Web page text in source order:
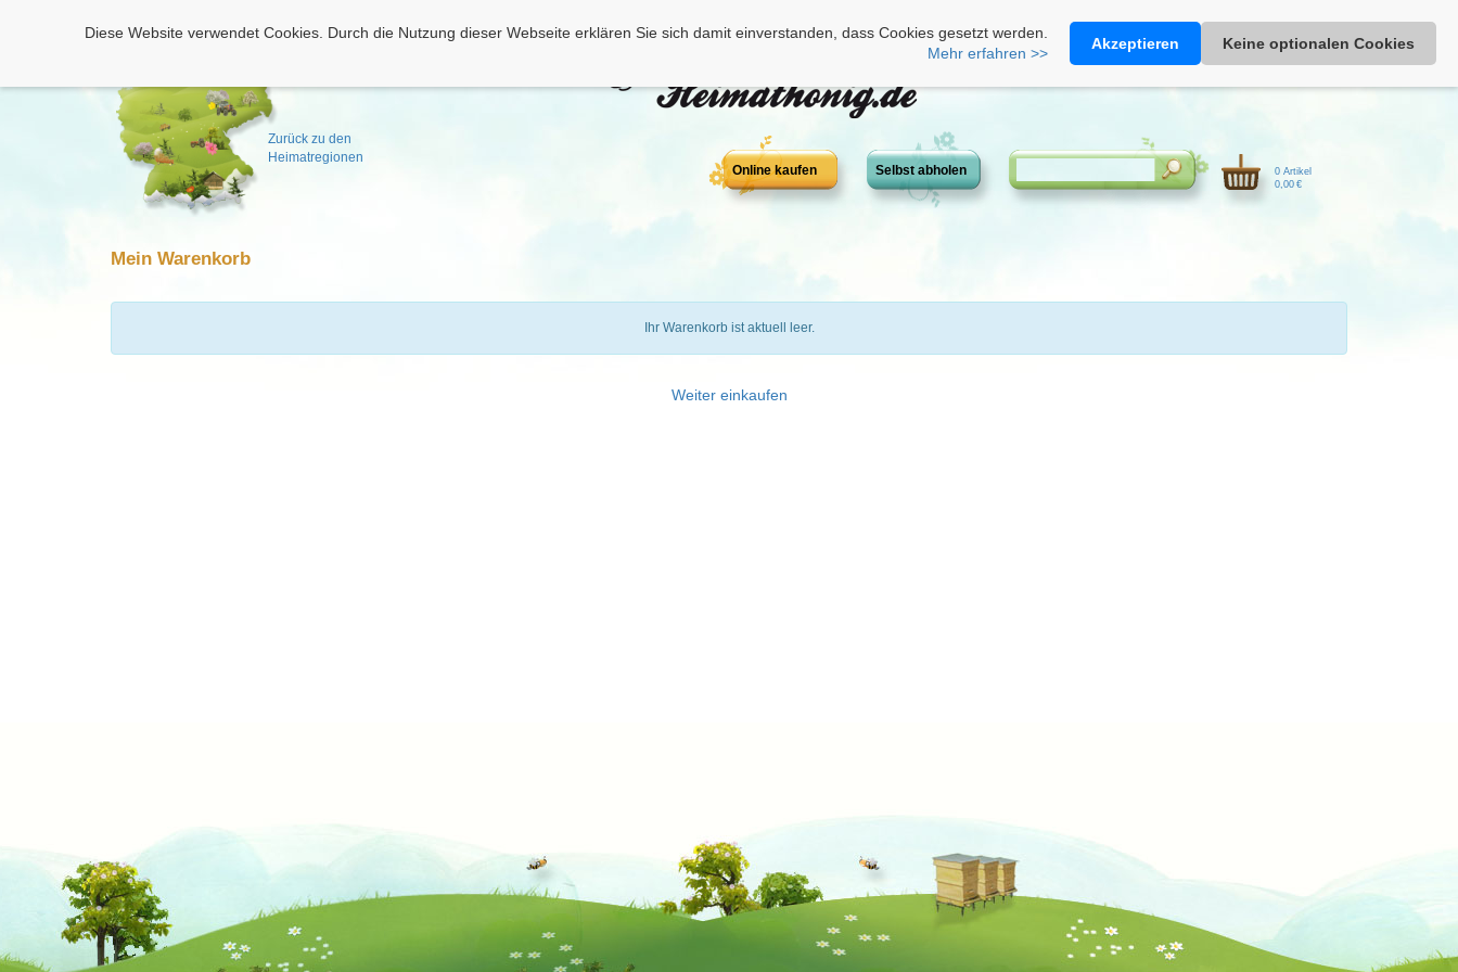
Zurück zu den
Heimatregionen
Heimathonig auf Facebook|Kunden-Login|Warenkorb
Diese Website verwendet Cookies. Durch die Nutzung dieser Webseite erklären Sie sich damit einverstanden, dass Cookies gesetzt werden.
Mehr erfahren >>
Akzeptieren Keine optionalen Cookies
Online kaufen Selbst abholen
0 Artikel
0,00 €
Mein Warenkorb
Ihr Warenkorb ist aktuell leer.
Weiter einkaufen